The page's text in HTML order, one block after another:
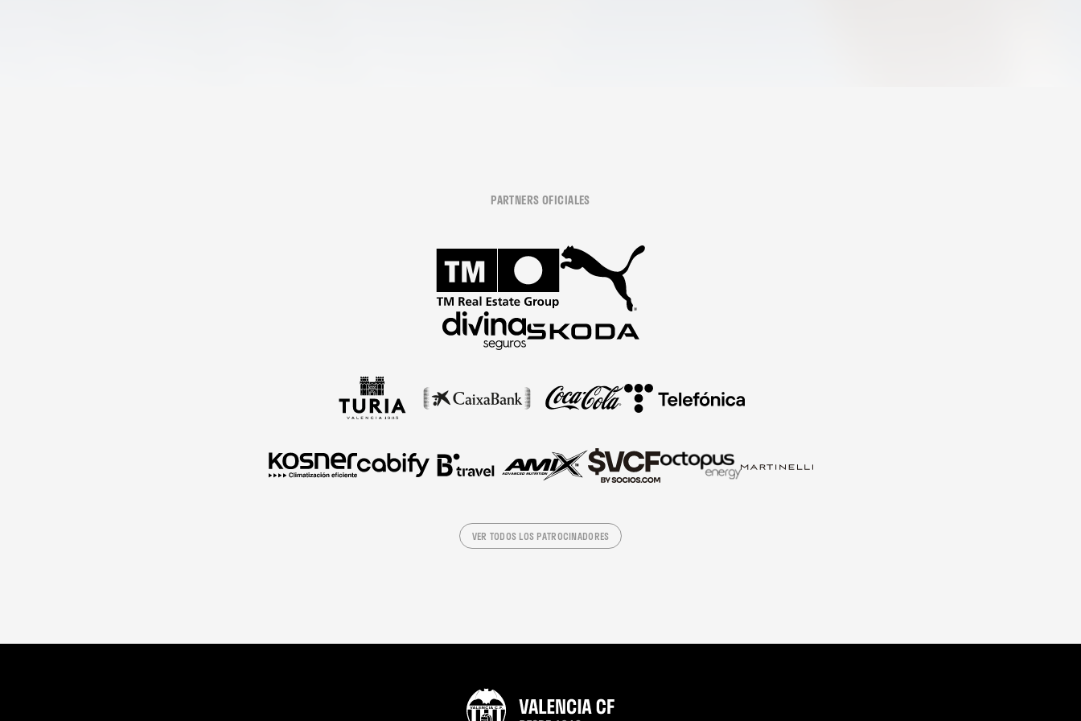
PARTNERS OFICIALES
VER TODOS LOS PATROCINADORES